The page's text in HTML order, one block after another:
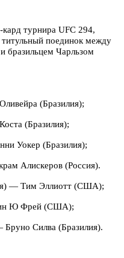
турнира UFC 294,
поединок между
бразильцем Чарльзом
(Бразилия);
(Бразилия);
Уокер (Бразилия);
Алискеров (Россия).
— Тим Эллиотт (США);
Ю Фрей (США);
Силва (Бразилия).